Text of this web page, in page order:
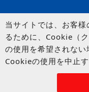
© UP
当サイトでは、お客
るために、Cookie（
の使用を希望されな
Cookieの使用を中止